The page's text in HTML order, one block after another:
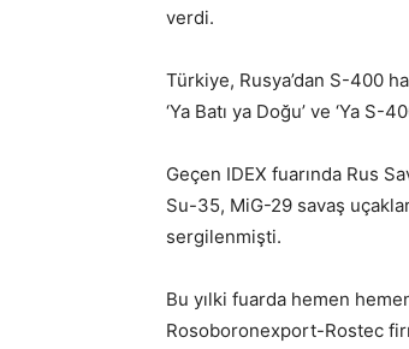
verdi.
Türkiye, Rusya’dan S-400
‘Ya Batı ya Doğu’ ve ‘Ya
Geçen IDEX fuarında Rus
Su-35, MiG-29 savaş
sergilenmişti.
Bu yılki fuarda hemen
Rosoboronexport-Rostec